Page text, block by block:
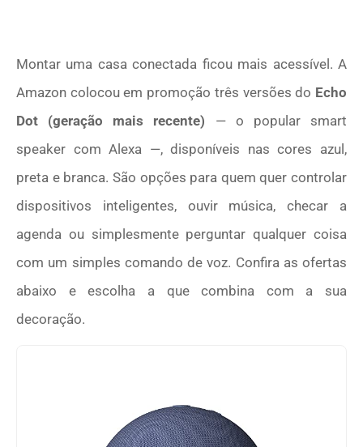
Montar uma casa conectada ficou mais acessível. A
Amazon colocou em promoção três versões do Echo
Dot (geração mais recente) — o popular smart
speaker com Alexa —, disponíveis nas cores azul,
preta e branca. São opções para quem quer controlar
dispositivos inteligentes, ouvir música, checar a
agenda ou simplesmente perguntar qualquer coisa
com um simples comando de voz. Confira as ofertas
abaixo e escolha a que combina com a sua
decoração.